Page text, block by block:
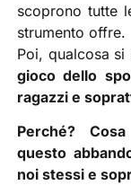
scoprono tutte
strumento offre.
Poi, qualcosa si
gioco dello
ragazzi e
Perché?
questo
noi stessi e